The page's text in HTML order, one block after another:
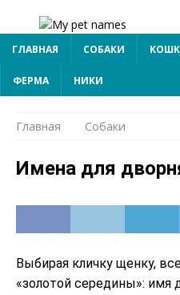
ГЛАВНАЯ СОБАКИ
ФЕРМА НИКИ
Главная Собаки
Имена для
Выбирая кличку щенку,
«золотой середины»: имя